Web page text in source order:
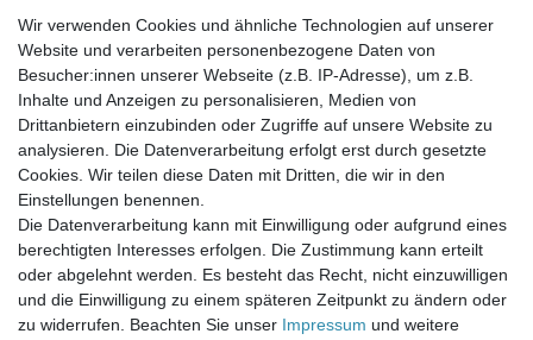
Newsletter-Anmeldung
FAQ / Fragen
Mein Warenkorb
Mein Merkzettel
Mein Konto
UNSER LADENGESCHÄFT
Gottlieb-Daimler-Str. 10
33334 Gütersloh
ÖFFNUNGSZEITEN
Wir verwenden Cookies und ähnliche Technologien auf unserer
Website und verarbeiten personenbezogene Daten von
Besucher:innen unserer Webseite (z.B. IP-Adresse), um z.B.
Inhalte und Anzeigen zu personalisieren, Medien von
Drittanbietern einzubinden oder Zugriffe auf unsere Website zu
analysieren. Die Datenverarbeitung erfolgt erst durch gesetzte
Cookies. Wir teilen diese Daten mit Dritten, die wir in den
Einstellungen benennen.
Die Datenverarbeitung kann mit Einwilligung oder aufgrund eines
berechtigten Interesses erfolgen. Die Zustimmung kann erteilt
oder abgelehnt werden. Es besteht das Recht, nicht einzuwilligen
und die Einwilligung zu einem späteren Zeitpunkt zu ändern oder
zu widerrufen. Beachten Sie unser Impressum und weitere